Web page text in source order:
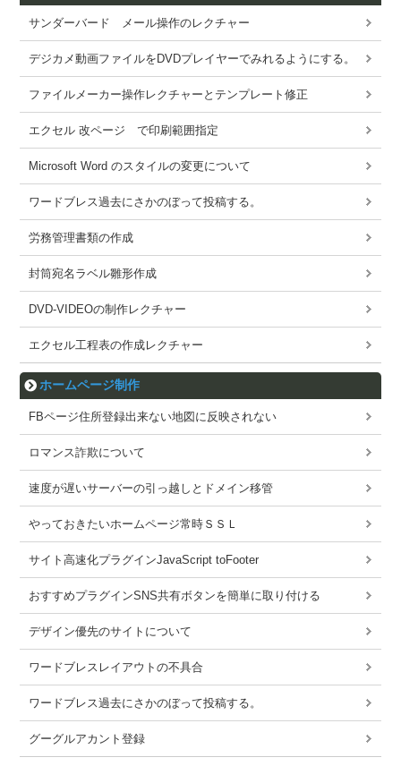
サンダーバード メール操作のレクチャー
デジカメ動画ファイルをDVDプレイヤーでみれるようにする。
ファイルメーカー操作レクチャーとテンプレート修正
エクセル 改ページ で印刷範囲指定
Microsoft Word のスタイルの変更について
ワードブレス過去にさかのぼって投稿する。
労務管理書類の作成
封筒宛名ラベル雛形作成
DVD-VIDEOの制作レクチャー
エクセル工程表の作成レクチャー
ホームページ制作
FBページ住所登録出来ない地図に反映されない
ロマンス詐欺について
速度が遅いサーバーの引っ越しとドメイン移管
やっておきたいホームページ常時ＳＳＬ
サイト高速化プラグインJavaScript toFooter
おすすめプラグインSNS共有ボタンを簡単に取り付ける
デザイン優先のサイトについて
ワードブレスレイアウトの不具合
ワードブレス過去にさかのぼって投稿する。
グーグルアカント登録